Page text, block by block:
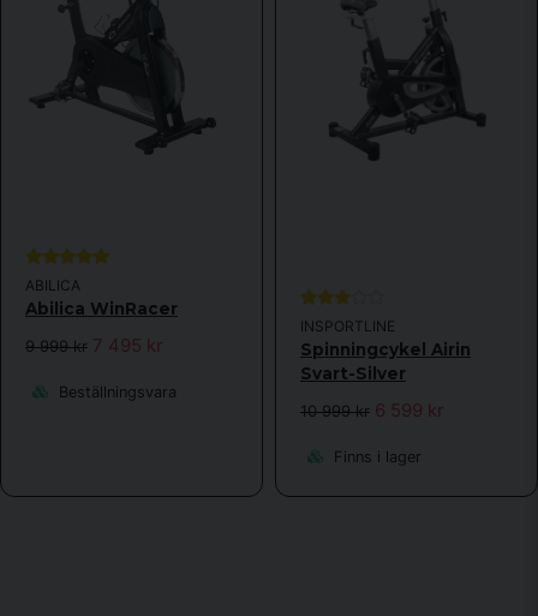
ABILICA
Abilica WinRacer
9 999 kr 7 495 kr
Beställningsvara
INSPORTLINE
Spinningcykel Airin
Svart-Silver
10 999 kr 6 599 kr
Finns i lager